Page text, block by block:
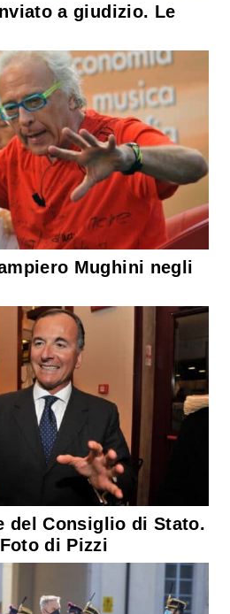
a giudizio. Le
Mughini negli
del Consiglio di Stato.
di Pizzi